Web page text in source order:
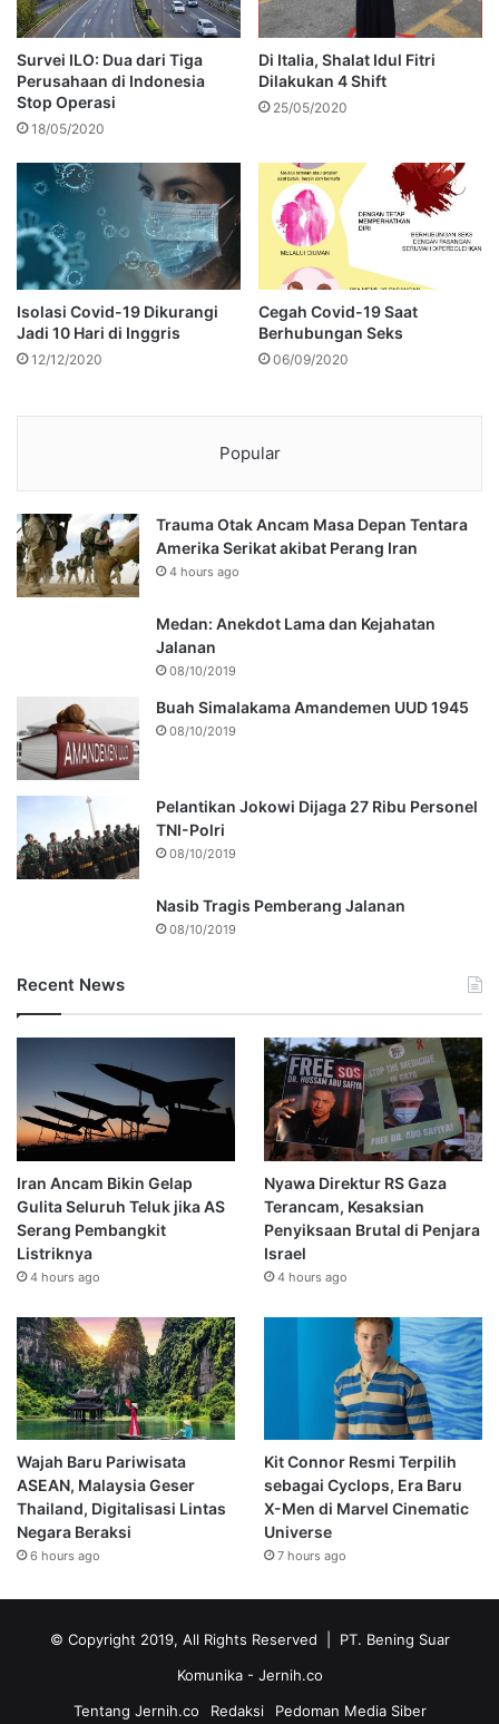
Survei ILO: Dua dari Tiga
Perusahaan di Indonesia
Stop Operasi
18/05/2020
Di Italia, Shalat Idul Fitri
Dilakukan 4 Shift
25/05/2020
Isolasi Covid-19 Dikurangi
Jadi 10 Hari di Inggris
12/12/2020
Cegah Covid-19 Saat
Berhubungan Seks
06/09/2020
Popular
Trauma Otak Ancam Masa Depan Tentara
Amerika Serikat akibat Perang Iran
4 hours ago
Medan: Anekdot Lama dan Kejahatan
Jalanan
08/10/2019
Buah Simalakama Amandemen UUD 1945
08/10/2019
Pelantikan Jokowi Dijaga 27 Ribu Personel
TNI-Polri
08/10/2019
Nasib Tragis Pemberang Jalanan
08/10/2019
Recent News
Iran Ancam Bikin Gelap
Gulita Seluruh Teluk jika AS
Serang Pembangkit
Listriknya
4 hours ago
Nyawa Direktur RS Gaza
Terancam, Kesaksian
Penyiksaan Brutal di Penjara
Israel
4 hours ago
Wajah Baru Pariwisata
ASEAN, Malaysia Geser
Thailand, Digitalisasi Lintas
Negara Beraksi
6 hours ago
Kit Connor Resmi Terpilih
sebagai Cyclops, Era Baru
X-Men di Marvel Cinematic
Universe
7 hours ago
© Copyright 2019, All Rights Reserved | PT. Bening Suar
Komunika - Jernih.co
Tentang Jernih.co
Redaksi Pedoman Media Siber